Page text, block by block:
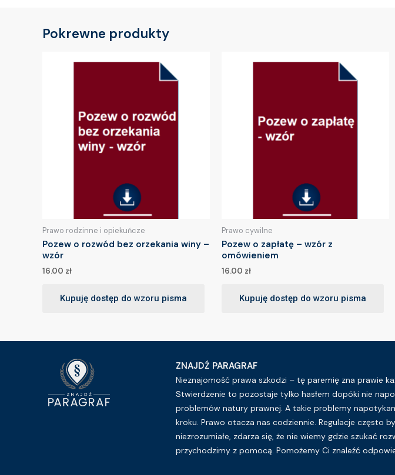
Pokrewne produkty
Prawo rodzinne i opiekuńcze
Pozew o rozwód bez orzekania winy –
wzór
16.00 zł
Kupuję dostęp do wzoru pisma
Prawo cywilne
Pozew o zapłatę – wzór z
omówieniem
16.00 zł
Kupuję dostęp do wzoru pisma
ZNAJDŹ PARAGRAF
Nieznajomość prawa szkodzi – tę paremię zna prawie
Stwierdzenie to pozostaje tylko hasłem dopóki nie
problemów natury prawnej. A takie problemy
kroku. Prawo otacza nas codziennie. Regulacje często
niezrozumiałe, zdarza się, że nie wiemy gdzie szukać
przychodzimy z pomocą. Pomożemy Ci znaleźć